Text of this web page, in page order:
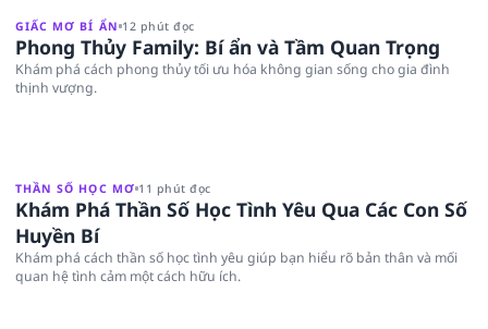
GIẤC MƠ BÍ ẨN 12 phút đọc
Phong Thủy Family: Bí ẩn và Tầm Quan Trọng
Khám phá cách phong thủy tối ưu hóa không gian sống cho gia đình
thịnh vượng.
THẦN SỐ HỌC MƠ 11 phút đọc
Khám Phá Thần Số Học Tình Yêu Qua Các Con Số
Huyền Bí
Khám phá cách thần số học tình yêu giúp bạn hiểu rõ bản thân và mối
quan hệ tình cảm một cách hữu ích.